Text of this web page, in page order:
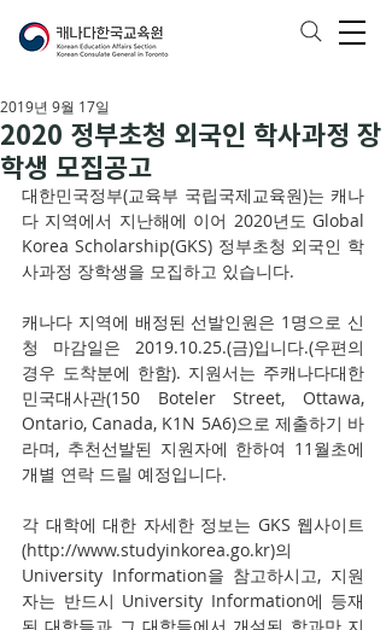
2020 정부초청 외국인 학사과정 장
학생 모집공고
2019년 9월 17일
대한민국정부(교육부 국립국제교육원)는 캐나
다 지역에서 지난해에 이어 2020년도 Global
Korea Scholarship(GKS) 정부초청 외국인 학
사과정 장학생을 모집하고 있습니다.
캐나다 지역에 배정된 선발인원은 1명으로 신
청 마감일은 2019.10.25.(금)입니다.(우편의
경우 도착분에 한함). 지원서는 주캐나다대한
민국대사관(150 Boteler Street, Ottawa,
Ontario, Canada, K1N 5A6)으로 제출하기 바
라며, 추천선발된 지원자에 한하여 11월초에
개별 연락 드릴 예정입니다.
각 대학에 대한 자세한 정보는 GKS 웹사이트
(http://www.studyinkorea.go.kr)의
University Information을 참고하시고, 지원
자는 반드시 University Information에 등재